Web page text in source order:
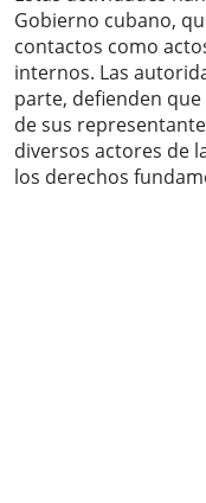
Gobierno cubano,
contactos como
internos. Las
parte, defienden
de sus
diversos actores de
los derechos